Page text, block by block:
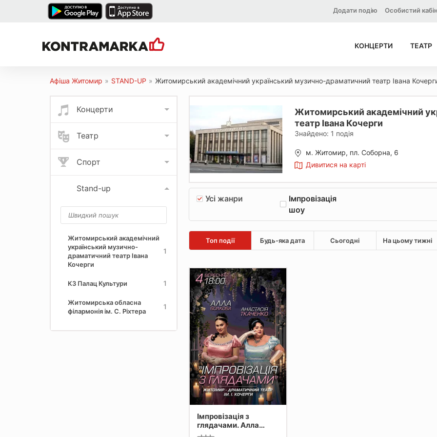
Особистий
Додати подію
КОНЦЕРТИ ТЕАТР
Афіша Житомир » STAND-UP » Житомирський академічний український музично-драматичний театр Івана
Концерти
Театр
Спорт
Stand-up
Житомирський академічний
український музично-
драматичний театр Івана
Кочерги
1
КЗ Палац Культури 1
Житомирська обласна
філармонія ім. С. Ріхтера
1
Житомирський академічний
театр Івана Кочерги
Знайдено: 1 подія
м. Житомир, пл. Соборна, 6
Дивитися на карті
Усі жанри
Імпровізація
шоу
Топ події Будь-яка дата Сьогодні На цьому тижні
Імпровізація з
глядачами. Алла
Волкова та Анастасія